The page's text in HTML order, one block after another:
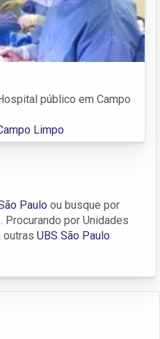
público em Campo
Limpo
Paulo ou busque por
. Procurando por Unidades
outras UBS São Paulo